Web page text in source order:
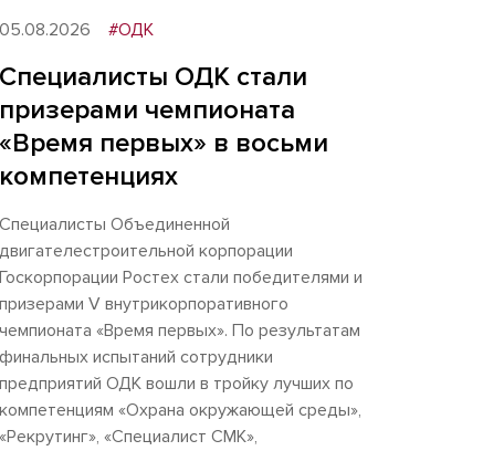
05.08.2026 #ОДК
Специалисты ОДК стали
призерами чемпионата
«Время первых» в восьми
компетенциях
Специалисты Объединенной
двигателестроительной корпорации
Госкорпорации Ростех стали победителями и
призерами V внутрикорпоративного
чемпионата «Время первых». По результатам
финальных испытаний сотрудники
предприятий ОДК вошли в тройку лучших по
компетенциям «Охрана окружающей среды»,
«Рекрутинг», «Специалист СМК»,